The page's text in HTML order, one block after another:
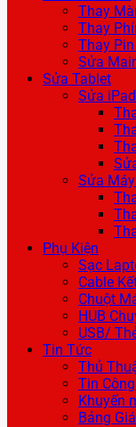
Thay
Thay
Thay
Sửa
Sửa Tablet
Sửa iPad
Sửa
Phụ Kiện
Sạc
Cable
Chuột
HUB
USB/
Tin Tức
Thủ
Tin
Khuyến
Bảng